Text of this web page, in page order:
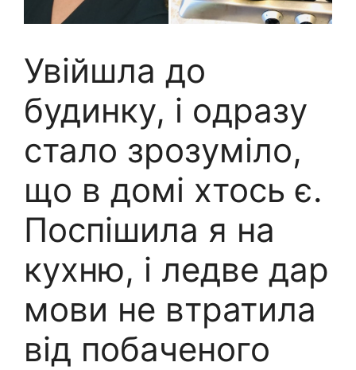
Увійшла до
будинку, і одразу
стало зрозуміло,
що в домі хтось є.
Поспішила я на
кухню, і ледве дар
мови не втратила
від побаченого